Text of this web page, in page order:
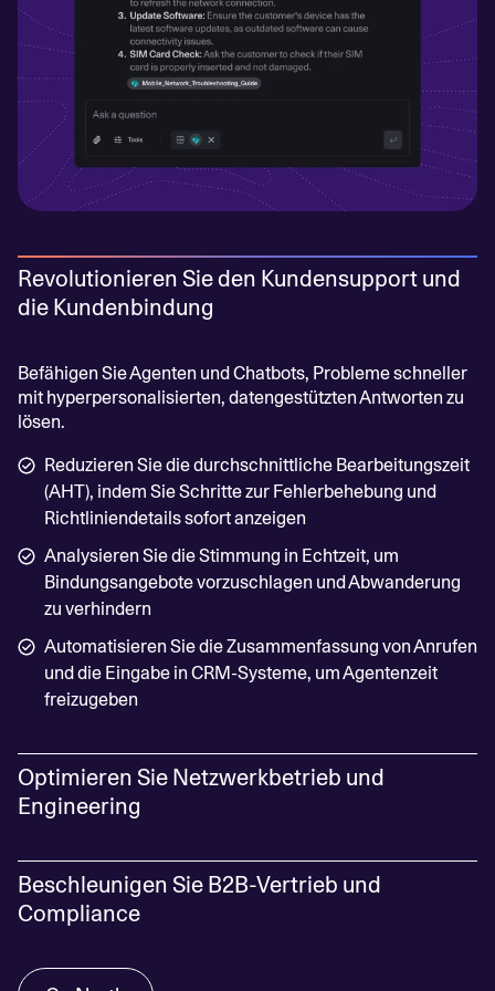
Revolutionieren Sie den Kundensupport und
die Kundenbindung
Befähigen Sie Agenten und Chatbots, Probleme schneller
mit hyperpersonalisierten, datengestützten Antworten zu
lösen.
Reduzieren Sie die durchschnittliche Bearbeitungszeit
(AHT), indem Sie Schritte zur Fehlerbehebung und
Richtliniendetails sofort anzeigen
Analysieren Sie die Stimmung in Echtzeit, um
Bindungsangebote vorzuschlagen und Abwanderung
zu verhindern
Automatisieren Sie die Zusammenfassung von Anrufen
und die Eingabe in CRM-Systeme, um Agentenzeit
freizugeben
Optimieren Sie Netzwerkbetrieb und
Engineering
Helden Sie Engineering-Teams dabei, von reaktiven
Reparaturen zu proaktiver Wartung überzugehen, indem
Sie Erkenntnisse aus unstrukturierten Protokollen
Beschleunigen Sie B2B-Vertrieb und
Compliance
Verwenden Sie North, um komplexe Back-Office-